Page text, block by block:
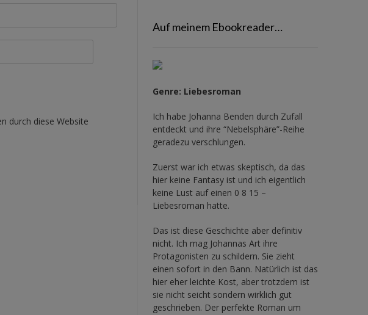
durch diese Website
Auf meinem Ebookreader…
Genre: Liebesroman
Ich habe Johanna Benden durch Zufall
entdeckt und ihre “Nebelsphäre”-Reihe
geradezu verschlungen.
Zuerst war ich etwas skeptisch, da das
hier keine Fantasy ist und ich eigentlich
keine Lust auf einen 0 8 15 –
Liebesroman hatte.
Das ist diese Geschichte aber definitiv
nicht. Ich mag Johannas Art ihre
Protagonisten zu schildern. Sie zieht
einen sofort in den Bann. Natürlich ist das
hier eher leichte Kost, aber trotzdem ist
sie nicht seicht sondern wirklich gut
geschrieben. Der perfekte Roman um